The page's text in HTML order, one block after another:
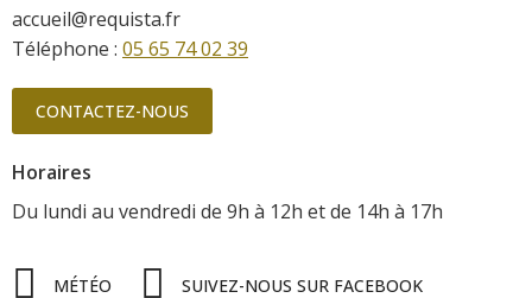
accueil@requista.fr
Téléphone : 05 65 74 02 39
CONTACTEZ-NOUS
Horaires
Du lundi au vendredi de 9h à 12h et de 14h à 17h
MÉTÉO SUIVEZ-NOUS SUR FACEBOOK